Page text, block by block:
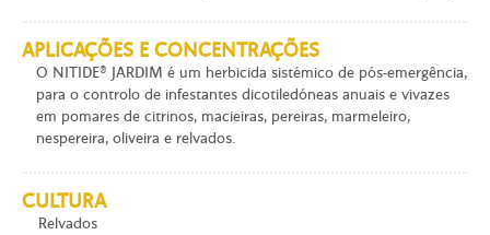
APLICAÇÕES E CONCENTRAÇÕES
O NITIDE® JARDIM é um herbicida sistémico de pós-emergência,
para o controlo de infestantes dicotiledóneas anuais e vivazes
em pomares de citrinos, macieiras, pereiras, marmeleiro,
nespereira, oliveira e relvados.
CULTURA
Relvados